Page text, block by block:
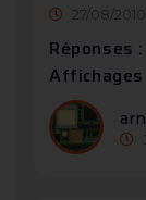
27/08/
Réponses
Affichages